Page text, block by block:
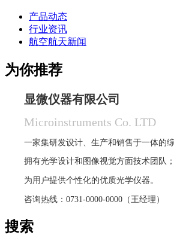
产品动态
行业资讯
航空航天新闻
为你推荐
显微仪器有限公司
Microinstruments Co. LTD
一家集研发设计、生产和销售于一体的
拥有光学设计和图像视觉方面技术团队；
为用户提供个性化的优质光学仪器。
咨询热线：0731-0000-0000（王经理）
搜索